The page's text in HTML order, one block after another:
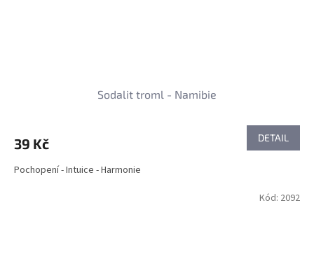
Sodalit troml - Namibie
39 Kč DETAIL
Pochopení - Intuice - Harmonie
Kód: 2092